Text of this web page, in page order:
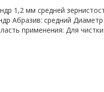
1,2 мм средней
Абразив: средний Диаметр
применения: Для чистки